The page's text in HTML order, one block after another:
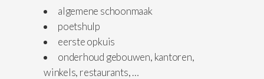
algemene schoonmaak
poetshulp
eerste opkuis
onderhoud gebouwen, kantoren,
winkels, restaurants, …